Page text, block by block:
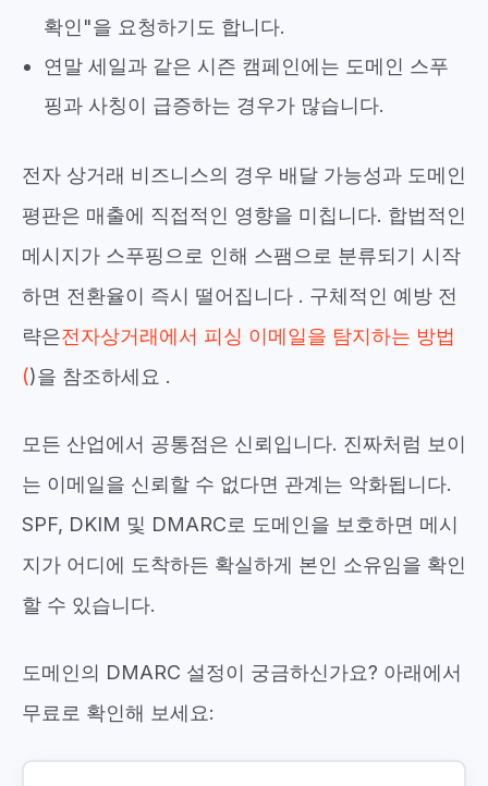
확인"을 요청하기도 합니다.
연말 세일과 같은 시즌 캠페인에는 도메인 스푸
핑과 사칭이 급증하는 경우가 많습니다.
전자 상거래 비즈니스의 경우 배달 가능성과 도메인
평판은 매출에 직접적인 영향을 미칩니다. 합법적인
메시지가 스푸핑으로 인해 스팸으로 분류되기 시작
하면 전환율이 즉시 떨어집니다 . 구체적인 예방 전
략은전자상거래에서 피싱 이메일을 탐지하는 방법
()을 참조하세요 .
모든 산업에서 공통점은 신뢰입니다. 진짜처럼 보이
는 이메일을 신뢰할 수 없다면 관계는 악화됩니다.
SPF, DKIM 및 DMARC로 도메인을 보호하면 메시
지가 어디에 도착하든 확실하게 본인 소유임을 확인
할 수 있습니다.
도메인의 DMARC 설정이 궁금하신가요? 아래에서
무료로 확인해 보세요: